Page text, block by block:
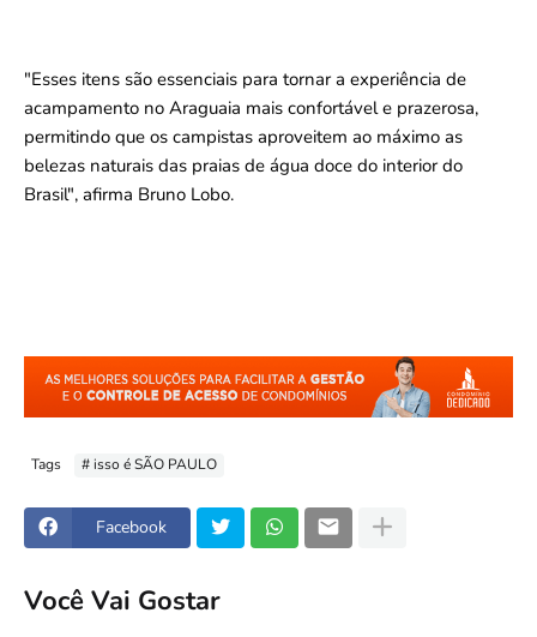
"Esses itens são essenciais para tornar a experiência de
acampamento no Araguaia mais confortável e prazerosa,
permitindo que os campistas aproveitem ao máximo as
belezas naturais das praias de água doce do interior do
Brasil", afirma Bruno Lobo.
Tags # isso é SÃO PAULO
Facebook
Você Vai Gostar